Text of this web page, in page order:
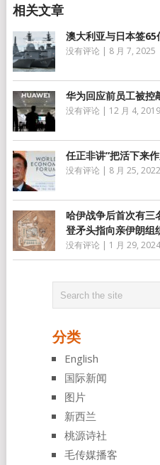
澳大利亚与日本签
没有评论 | 8 月 7, 2025
华为回应前员工被控
没有评论 | 12 月 4, 2019
任正非讲”把活下来
没有评论 | 8 月 25, 2022
哈伊战争后首次有三
登矛头指向亲伊朗组
没有评论 | 1 月 29, 2024
分类
English
国际新闻
图片
新西兰
桃源诗社
毛传媒播客